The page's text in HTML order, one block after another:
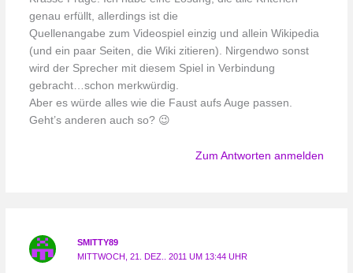
genau erfüllt, allerdings ist die
Quellenangabe zum Videospiel einzig und allein Wikipedia
(und ein paar Seiten, die Wiki zitieren). Nirgendwo sonst
wird der Sprecher mit diesem Spiel in Verbindung
gebracht…schon merkwürdig.
Aber es würde alles wie die Faust aufs Auge passen.
Geht’s anderen auch so? 😉
Zum Antworten anmelden
SMITTY89
MITTWOCH, 21. DEZ.. 2011 UM 13:44 UHR